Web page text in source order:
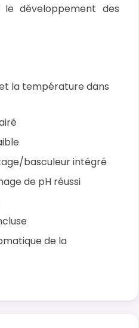
développement des
la température dans
basculeur intégré
de pH réussi
de la